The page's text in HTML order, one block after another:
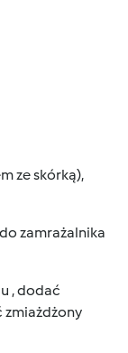
ze skórką),
zamrażalnika
, dodać
zmiażdżony